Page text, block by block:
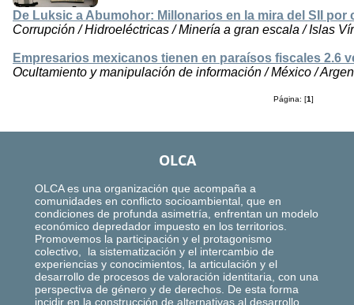
De Luksic a Abumohor: Millonarios en la mira del SII por
Corrupción / Hidroeléctricas / Minería a gran escala / Islas
Empresarios mexicanos tienen en paraísos fiscales 2.6
Ocultamiento y manipulación de información / México /
Página: [1]
OLCA
OLCA es una organización que acompaña a
comunidades en conflicto socioambiental, que en
condiciones de profunda asimetría, enfrentan un modelo
económico depredador impuesto en los territorios.
Promovemos la participación y el protagonismo
colectivo, la sistematización y el intercambio de
experiencias y conocimientos, la articulación y el
desarrollo de procesos de valoración identitaria, con una
perspectiva de género y de derechos. De esta forma
incidir en la construcción de alternativas al desarrollo,